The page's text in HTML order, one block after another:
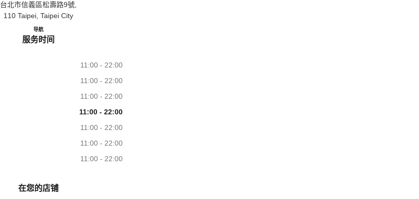
台北市信義區松壽路9號,
110 Taipei, Taipei City
导航香奈兒美妝專櫃 新光三越-信義新天地 A9館
服务时间
11:00 - 22:00
11:00 - 22:00
11:00 - 22:00
11:00 - 22:00
11:00 - 22:00
11:00 - 22:00
11:00 - 22:00
在您的店铺